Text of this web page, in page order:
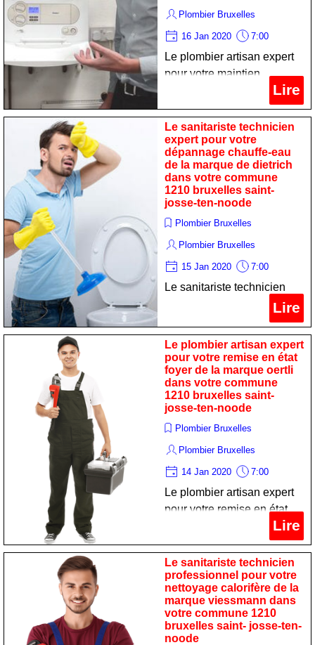
Plombier Bruxelles
16 Jan 2020 7:00
Le plombier artisan expert
pour votre maintien
chaudiere de la marque
buderus dans votre
commune 1210 bruxelles
saint- josse-ten-noode
Lire
Le sanitariste technicien
expert pour votre
dépannage chauffe-eau
de la marque de dietrich
dans votre commune
1210 bruxelles saint-
josse-ten-noode
Plombier Bruxelles
Plombier Bruxelles
15 Jan 2020 7:00
Le sanitariste technicien
dépannage chauffe-eau de
la marque de dietrich dans
votre commune 1210
bruxelles saint- josse-ten-
noode
Lire
Le plombier artisan expert
pour votre remise en état
foyer de la marque oertli
dans votre commune
1210 bruxelles saint-
josse-ten-noode
Plombier Bruxelles
Plombier Bruxelles
14 Jan 2020 7:00
Le plombier artisan expert
pour votre remise en état
foyer de la marque oertli
dans votre commune 1210
bruxelles saint- josse-ten-
noode
Lire
Le sanitariste technicien
professionnel pour votre
nettoyage calorifère de la
marque viessmann dans
votre commune 1210
bruxelles saint- josse-ten-
noode